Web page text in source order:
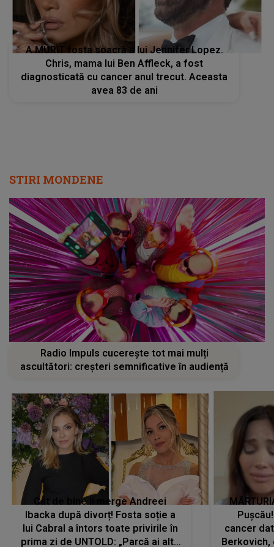
A MURIT fosta soacră a lui Jennifer Lopez.
Chris, mama lui Ben Affleck, a fost
diagnosticată cu cancer anul trecut. Aceasta
avea 83 de ani
STIRI MONDENE
Radio Impuls cucerește tot mai mulți
ascultători: creșteri semnificative în audiență
Cât de bine îi merge Andreei
Ibacka după divorț! Fosta soție a
lui Cabral a întors toate privirile în
prima zi de UNTOLD: „Parcă ai altă
cancer